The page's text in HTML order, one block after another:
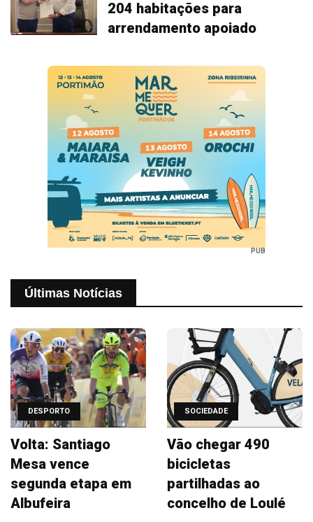
204 habitações para
arrendamento apoiado
PUB
Últimas Notícias
DESPORTO
Volta: Santiago
Mesa vence
segunda etapa em
Albufeira
SOCIEDADE
Vão chegar 490
bicicletas
partilhadas ao
concelho de Loulé